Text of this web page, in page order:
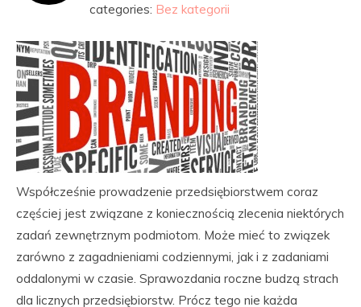
categories: Bez kategorii
Współcześnie prowadzenie przedsiębiorstwem coraz
częściej jest związane z koniecznością zlecenia niektórych
zadań zewnętrznym podmiotom. Może mieć to związek
zarówno z zagadnieniami codziennymi, jak i z zadaniami
oddalonymi w czasie. Sprawozdania roczne budzą strach
dla licznych przedsiębiorstw. Prócz tego nie każda